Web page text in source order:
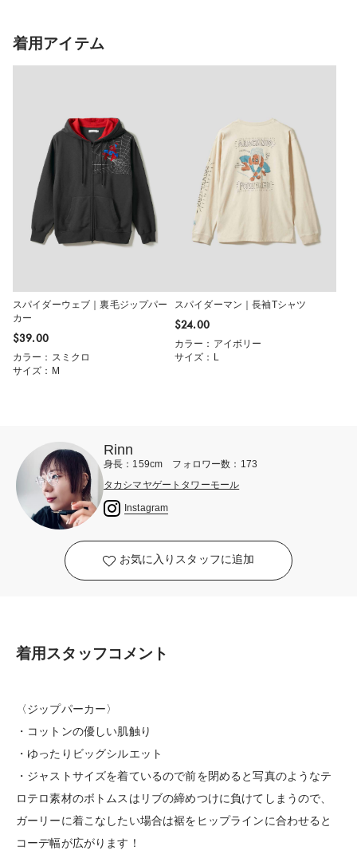
着用アイテム
スパイダーウェブ｜裏毛ジップパー
カー
$‌39.00
カラー：スミクロ
サイズ：M
スパイダーマン｜長袖Tシャツ
$‌24.00
カラー：アイボリー
サイズ：L
Rinn
身長：159cm フォロワー数：173
タカシマヤゲートタワーモール
Instagram
お気に入りスタッフに追加
着用スタッフコメント
〈ジップパーカー〉
・コットンの優しい肌触り
・ゆったりビッグシルエット
・ジャストサイズを着ているので前を閉めると写真のようなテ
ロテロ素材のボトムスはリブの締めつけに負けてしまうので、
ガーリーに着こなしたい場合は裾をヒップラインに合わせると
コーデ幅が広がります！